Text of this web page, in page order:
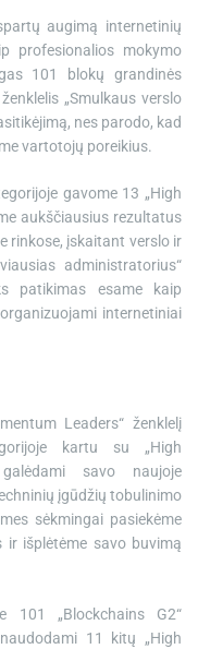
augimą internetinių
profesionalios mokymo
101 blokų grandinės
„Smulkaus verslo
nes parodo, kad
vartotojų poreikius.
gavome 13 „High
aukščiausius rezultatus
​​rinkose, įskaitant verslo ir
administratorius“
patikimas esame kaip
internetiniai
Leaders“ ženklelį
kartu su „High
savo naujoje
įgūdžių tobulinimo
sėkmingai pasiekėme
ir išplėtėme savo buvimą
101 „Blockchains G2“
11 kitų „High